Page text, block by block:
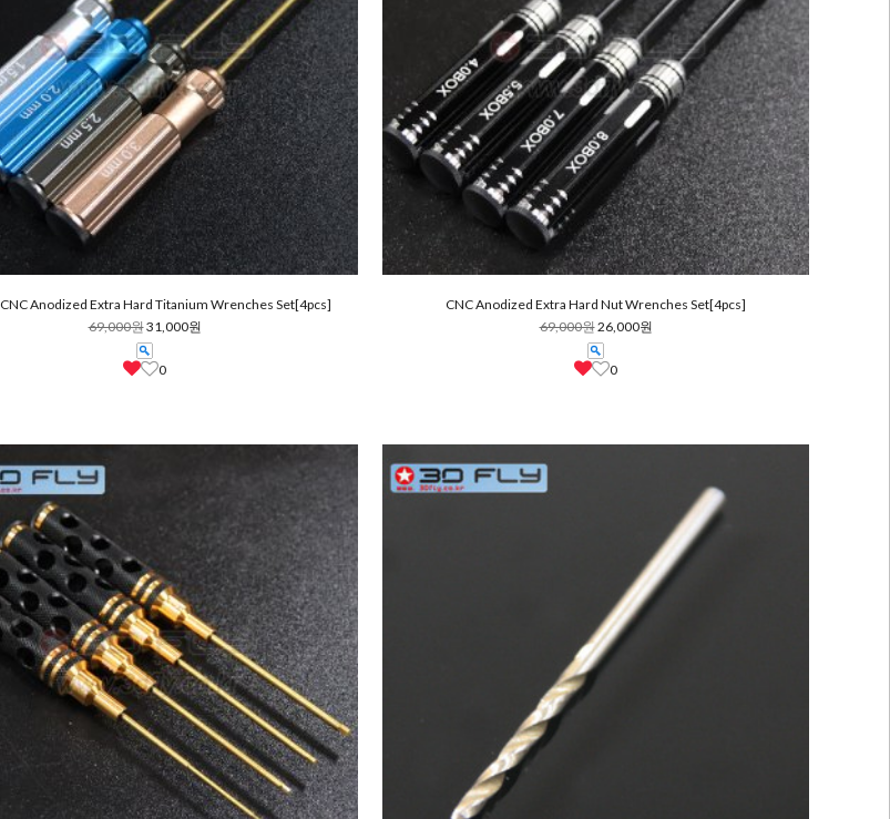
CNC Anodized Extra Hard Titanium Wrenches Set[4pcs]
69,000원31,000원
0
CNC Anodized Extra Hard Nut Wrenches Set[4pcs]
69,000원26,000원
0